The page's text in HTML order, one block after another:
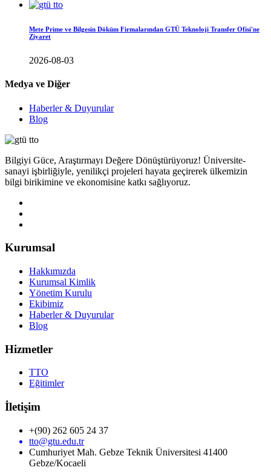
Mete Prime ve Bilgesin Döküm Firmalarından GTÜ Teknoloji Transfer Ofisi'ne
Ziyaret
2026-08-03
Medya ve Diğer
Haberler & Duyurular
Blog
Bilgiyi Güce, Araştırmayı Değere Dönüştürüyoruz! Üniversite-
sanayi işbirliğiyle, yenilikçi projeleri hayata geçirerek ülkemizin
bilgi birikimine ve ekonomisine katkı sağlıyoruz.
Kurumsal
Hakkımızda
Kurumsal Kimlik
Yönetim Kurulu
Ekibimiz
Haberler & Duyurular
Blog
Hizmetler
TTO
Eğitimler
İletişim
+(90) 262 605 24 37
tto@gtu.edu.tr
Cumhuriyet Mah. Gebze Teknik Üniversitesi 41400
Gebze/Kocaeli